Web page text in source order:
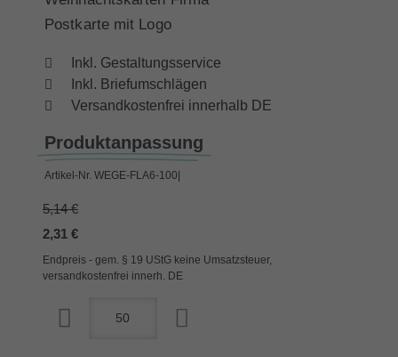
Postkarte mit Logo
Inkl. Gestaltungsservice
Inkl. Briefumschlägen
Versandkostenfrei innerhalb DE
Produktanpassung
Artikel-Nr. WEGE-FLA6-100|
5,14 €
2,31 €
Endpreis - gem. § 19 UStG keine Umsatzsteuer,
versandkostenfrei innerh. DE